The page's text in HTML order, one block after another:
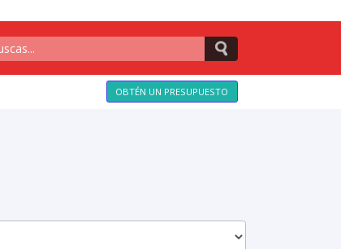
OBTÉN UN PRESUPUESTO